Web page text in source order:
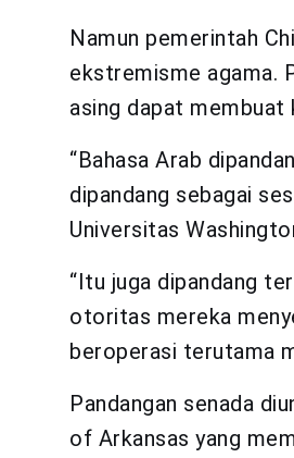
Namun pemerintah
ekstremisme agama.
asing dapat
“Bahasa Arab
dipandang sebagai
Universitas
“Itu juga dipandang
otoritas mereka
beroperasi terutama
Pandangan senada
of Arkansas yang